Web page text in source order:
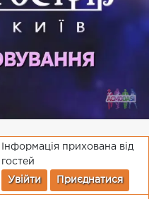
Інформація прихована від
гостей
Увійти Приєднатися